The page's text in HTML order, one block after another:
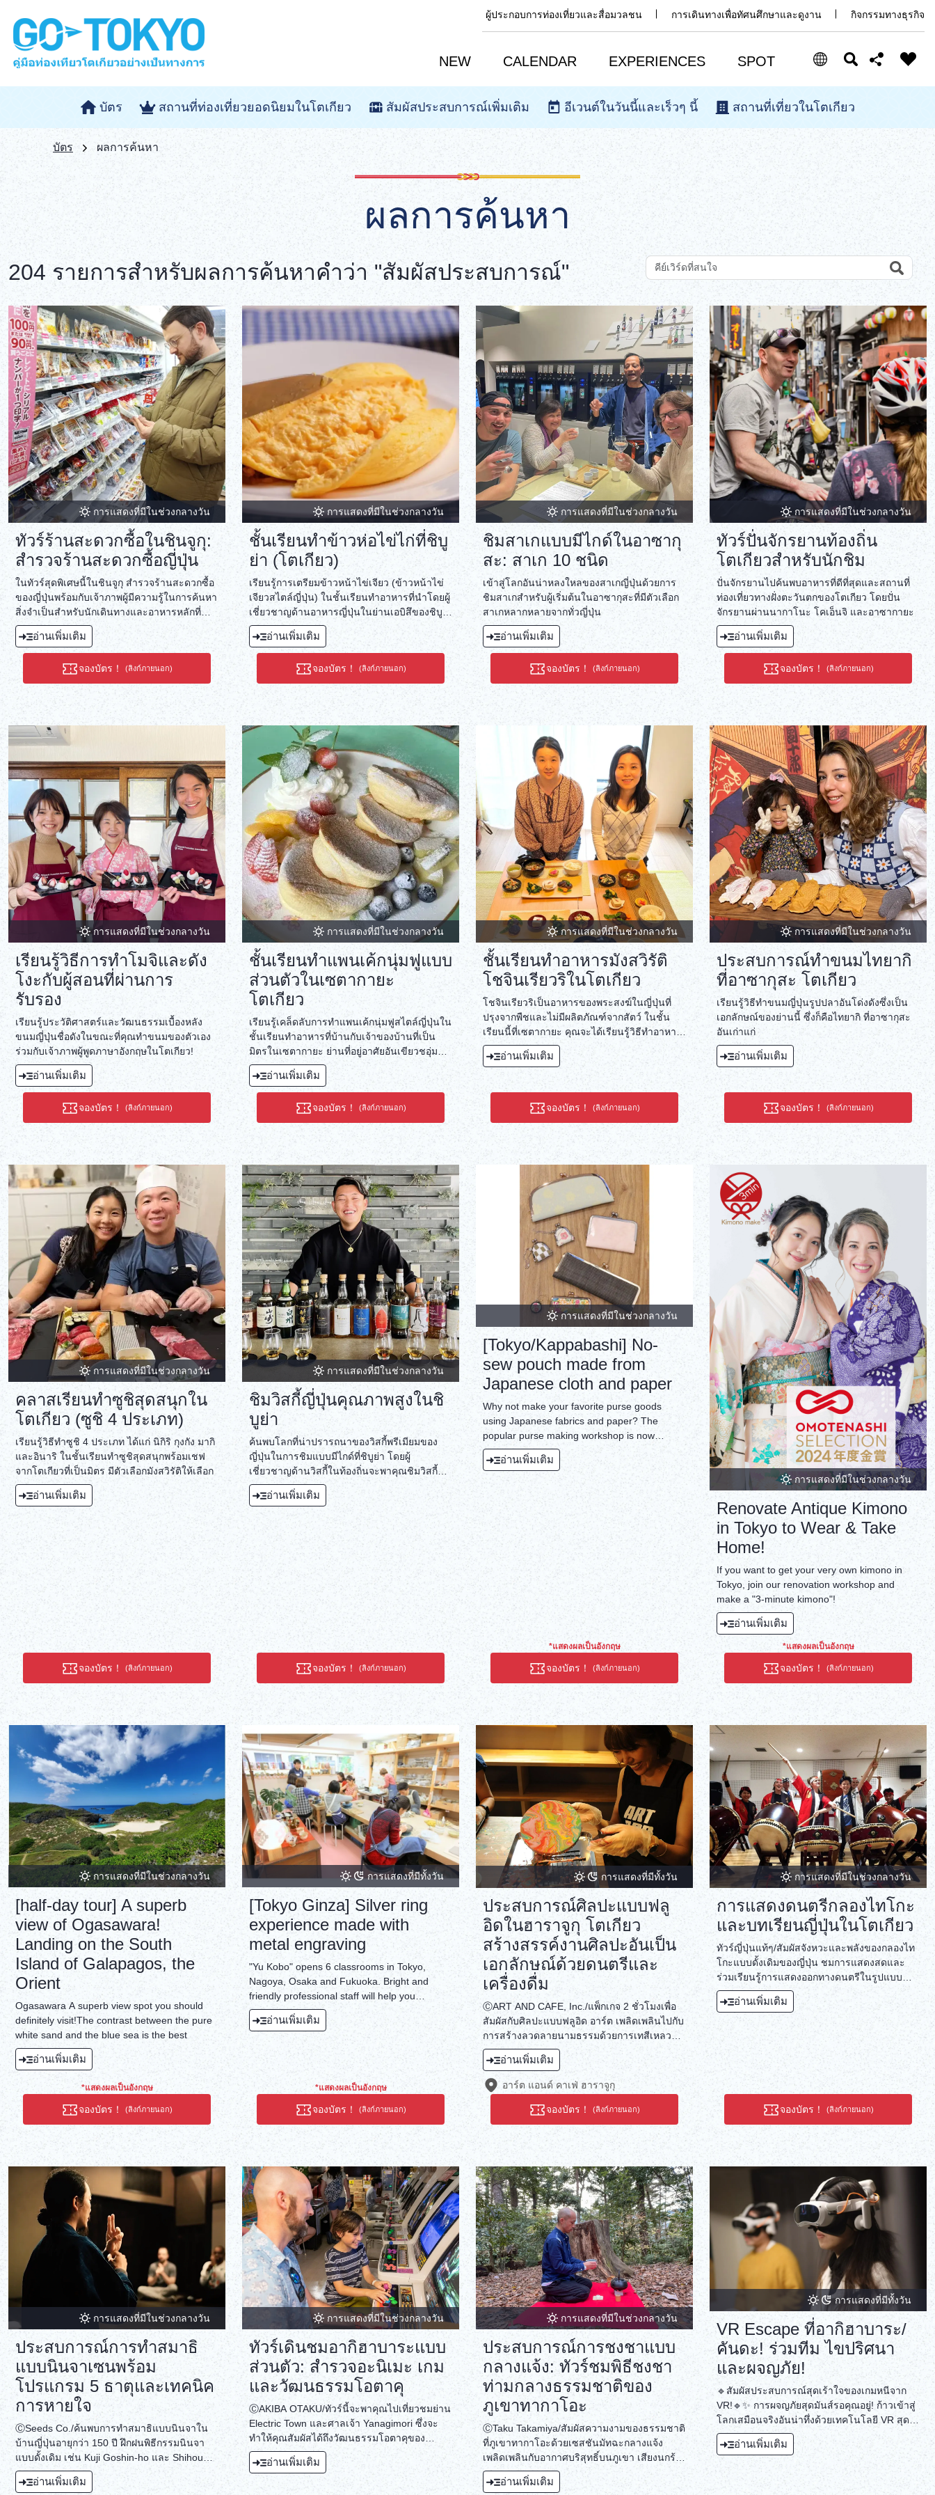
ผู้ประกอบการท่องเที่ยวและสื่อมวลชน การเดินทางเพื่อทัศนศึกษาและดูงาน กิจกรรมทางธุรกิจ
NEW CALENDAR EXPERIENCES SPOT
Select Language
ENGLISH
中文(简体)
中文(繁體/正體)
한글
ภาษาไทย
DEUTSCH
ITALIANO
ESPAÑOL
FRANÇAIS
Share this page
Facebook
X (Twitter)
Email
Copy URL
บัตร สถานที่ท่องเที่ยวยอดนิยมในโตเกียว สัมผัสประสบการณ์เพิ่มเติม อีเวนต์ในวันนี้และเร็วๆ นี้ สถานที่เที่ยวในโตเกียว
บัตร ผลการค้นหา
ผลการค้นหา
204 รายการสำหรับผลการค้นหาคำว่า "สัมผัสประสบการณ์"
Search
ค้นหาสถานที่ท่องเที่ยวด้วยคีย์เวิร์ด
การแสดงที่มีในช่วงกลางวัน
ทัวร์ร้านสะดวกซื้อในชินจูกุ:
สำรวจร้านสะดวกซื้อญี่ปุ่น
ในทัวร์สุดพิเศษนี้ในชินจูกุ สำรวจร้านสะดวกซื้อ
ของญี่ปุ่นพร้อมกับเจ้าภาพผู้มีความรู้ในการค้นหา
สิ่งจำเป็นสำหรับนักเดินทางและอาหารหลักที่
คนในท้องถิ่นชื่นชอบ
อ่านเพิ่มเติม
จองบัตร！ (ลิงก์ภายนอก)
การแสดงที่มีในช่วงกลางวัน
ชั้นเรียนทำข้าวห่อไข่ไก่ที่ชิบู
ย่า (โตเกียว)
เรียนรู้การเตรียมข้าวหน้าไข่เจียว (ข้าวหน้าไข่
เจียวสไตล์ญี่ปุ่น) ในชั้นเรียนทำอาหารที่นำโดยผู้
เชี่ยวชาญด้านอาหารญี่ปุ่นในย่านเอบิสึของชิบู
ย่า
อ่านเพิ่มเติม
จองบัตร！ (ลิงก์ภายนอก)
การแสดงที่มีในช่วงกลางวัน
ชิมสาเกแบบมีไกด์ในอาซากุ
สะ: สาเก 10 ชนิด
เข้าสู่โลกอันน่าหลงใหลของสาเกญี่ปุ่นด้วยการ
ชิมสาเกสำหรับผู้เริ่มต้นในอาซากุสะที่มีตัวเลือก
สาเกหลากหลายจากทั่วญี่ปุ่น
อ่านเพิ่มเติม
จองบัตร！ (ลิงก์ภายนอก)
การแสดงที่มีในช่วงกลางวัน
ทัวร์ปั่นจักรยานท้องถิ่น
โตเกียวสำหรับนักชิม
ปั่นจักรยานไปค้นพบอาหารที่ดีที่สุดและสถานที่
ท่องเที่ยวทางฝั่งตะวันตกของโตเกียว โดยปั่น
จักรยานผ่านนากาโนะ โคเอ็นจิ และอาซากายะ
อ่านเพิ่มเติม
จองบัตร！ (ลิงก์ภายนอก)
การแสดงที่มีในช่วงกลางวัน
เรียนรู้วิธีการทำโมจิและดัง
โงะกับผู้สอนที่ผ่านการ
รับรอง
เรียนรู้ประวัติศาสตร์และวัฒนธรรมเบื้องหลัง
ขนมญี่ปุ่นชื่อดังในขณะที่คุณทำขนมของตัวเอง
ร่วมกับเจ้าภาพผู้พูดภาษาอังกฤษในโตเกียว!
อ่านเพิ่มเติม
จองบัตร！ (ลิงก์ภายนอก)
การแสดงที่มีในช่วงกลางวัน
ชั้นเรียนทำแพนเค้กนุ่มฟูแบบ
ส่วนตัวในเซตากายะ
โตเกียว
เรียนรู้เคล็ดลับการทำแพนเค้กนุ่มฟูสไตล์ญี่ปุ่นใน
ชั้นเรียนทำอาหารที่บ้านกับเจ้าของบ้านที่เป็น
มิตรในเซตากายะ ย่านที่อยู่อาศัยอันเขียวชอุ่ม
ของโตเกียว
อ่านเพิ่มเติม
จองบัตร！ (ลิงก์ภายนอก)
การแสดงที่มีในช่วงกลางวัน
ชั้นเรียนทำอาหารมังสวิรัติ
โชจินเรียวริในโตเกียว
โชจินเรียวริเป็นอาหารของพระสงฆ์ในญี่ปุ่นที่
ปรุงจากพืชและไม่มีผลิตภัณฑ์จากสัตว์ ในชั้น
เรียนนี้ที่เซตากายะ คุณจะได้เรียนรู้วิธีทำอาหาร
โชจินเรียวริแบบวีแกนด้วยส่วนผสมตามฤดูกาล!
อ่านเพิ่มเติม
จองบัตร！ (ลิงก์ภายนอก)
การแสดงที่มีในช่วงกลางวัน
ประสบการณ์ทำขนมไทยากิ
ที่อาซากุสะ โตเกียว
เรียนรู้วิธีทำขนมญี่ปุ่นรูปปลาอันโด่งดังซึ่งเป็น
เอกลักษณ์ของย่านนี้ ซึ่งก็คือไทยากิ ที่อาซากุสะ
อันเก่าแก่
อ่านเพิ่มเติม
จองบัตร！ (ลิงก์ภายนอก)
การแสดงที่มีในช่วงกลางวัน
คลาสเรียนทำซูชิสุดสนุกใน
โตเกียว (ซูชิ 4 ประเภท)
เรียนรู้วิธีทำซูชิ 4 ประเภท ได้แก่ นิกิริ กุงกัง มากิ
และอินาริ ในชั้นเรียนทำซูชิสุดสนุกพร้อมเชฟ
จากโตเกียวที่เป็นมิตร มีตัวเลือกมังสวิรัติให้เลือก
อ่านเพิ่มเติม
จองบัตร！ (ลิงก์ภายนอก)
การแสดงที่มีในช่วงกลางวัน
ชิมวิสกี้ญี่ปุ่นคุณภาพสูงในชิ
บูย่า
ค้นพบโลกที่น่าปรารถนาของวิสกี้พรีเมียมของ
ญี่ปุ่นในการชิมแบบมีไกด์ที่ชิบูย่า โดยผู้
เชี่ยวชาญด้านวิสกี้ในท้องถิ่นจะพาคุณชิมวิสกี้
พรีเมียมญี่ปุ่นหลากหลายยี่ห้อ
อ่านเพิ่มเติม
จองบัตร！ (ลิงก์ภายนอก)
การแสดงที่มีในช่วงกลางวัน
[Tokyo/Kappabashi] No-
sew pouch made from
Japanese cloth and paper
Why not make your favorite purse goods
using Japanese fabrics and paper? The
popular purse making workshop is now
available on a regular basis. You can make a
thin accessory case that can also be used as
a card case, a seal case, a pen case, or a
without sewing.
อ่านเพิ่มเติม
*แสดงผลเป็นอังกฤษ
จองบัตร！ (ลิงก์ภายนอก)
การแสดงที่มีในช่วงกลางวัน
Renovate Antique Kimono
in Tokyo to Wear & Take
Home!
If you want to get your very own kimono in
Tokyo, join our renovation workshop and
make a "3-minute kimono"!
อ่านเพิ่มเติม
*แสดงผลเป็นอังกฤษ
จองบัตร！ (ลิงก์ภายนอก)
การแสดงที่มีในช่วงกลางวัน
[half-day tour] A superb
view of Ogasawara!
Landing on the South
Island of Galapagos, the
Orient
Ogasawara A superb view spot you should
definitely visit!The contrast between the pure
white sand and the blue sea is the best
อ่านเพิ่มเติม
*แสดงผลเป็นอังกฤษ
จองบัตร！ (ลิงก์ภายนอก)
การแสดงที่มีทั้งวัน
[Tokyo Ginza] Silver ring
experience made with
metal engraving
"Yu Kobo" opens 6 classrooms in Tokyo,
Nagoya, Osaka and Fukuoka. Bright and
friendly professional staff will help you
together according to the speed of each
person. ☆ You can enjoy every day with the
finished accessories ♪
อ่านเพิ่มเติม
*แสดงผลเป็นอังกฤษ
จองบัตร！ (ลิงก์ภายนอก)
การแสดงที่มีทั้งวัน
ประสบการณ์ศิลปะแบบฟลู
อิดในฮาราจูกุ โตเกียว
สร้างสรรค์งานศิลปะอันเป็น
เอกลักษณ์ด้วยดนตรีและ
เครื่องดื่ม
ⒸART AND CAFE, Inc./แพ็กเกจ 2 ชั่วโมงเพื่อ
สัมผัสกับศิลปะแบบฟลูอิด อาร์ต เพลิดเพลินไปกับ
การสร้างลวดลายนามธรรมด้วยการเทสีเหลวลง
บนผืนผ้าใบ ระหว่างนั้น คุณจะได้ดื่มด่ำไปกับ
ดนตรีที่ดีเจคัดสรรมาเป็นพิเศษ และไวน์หรือ
กาแฟที่ซอมเมอลิเย่ร์คัดสรรมาเป็นพิเศษ ทำไมไม่
ลองพักจากความวุ่นวายในชีวิตประจำวันดูล่ะ
อ่านเพิ่มเติม
อาร์ต แอนด์ คาเฟ่ ฮาราจูกุ
จองบัตร！ (ลิงก์ภายนอก)
การแสดงที่มีในช่วงกลางวัน
การแสดงดนตรีกลองไทโกะ
และบทเรียนญี่ปุ่นในโตเกียว
ทัวร์ญี่ปุ่นแท้ๆ/สัมผัสจังหวะและพลังของกลองไท
โกะแบบดั้งเดิมของญี่ปุ่น ชมการแสดงสดและ
ร่วมเรียนรู้การแสดงออกทางดนตรีในรูปแบบ
ต่างๆ
อ่านเพิ่มเติม
จองบัตร！ (ลิงก์ภายนอก)
การแสดงที่มีในช่วงกลางวัน
ประสบการณ์การทำสมาธิ
แบบนินจาเซนพร้อม
โปรแกรม 5 ธาตุและเทคนิค
การหายใจ
ⒸSeeds Co./ค้นพบการทำสมาธิแบบนินจาใน
บ้านญี่ปุ่นอายุกว่า 150 ปี ฝึกฝนพิธีกรรมนินจา
แบบดั้งเดิม เช่น Kuji Goshin-ho และ Shihou
Barai เรียนรู้เทคนิคการหายใจและการ
เคลื่อนไหวร่างกายเพื่อเชื่อมโยงกับธรรมชาติ
อ่านเพิ่มเติม
การแสดงที่มีในช่วงกลางวัน
ทัวร์เดินชมอากิฮาบาระแบบ
ส่วนตัว: สำรวจอะนิเมะ เกม
และวัฒนธรรมโอตาคุ
ⒸAKIBA OTAKU/ทัวร์นี้จะพาคุณไปเที่ยวชมย่าน
Electric Town และศาลเจ้า Yanagimori ซึ่งจะ
ทำให้คุณสัมผัสได้ถึงวัฒนธรรมโอตาคุของ
โตเกียว ปรับแต่งประสบการณ์ด้วยการแวะที่เมด
คาเฟ่หรือร้านค้าที่มีอนิเมะและเกมโปรดของคุณ
อ่านเพิ่มเติม
การแสดงที่มีในช่วงกลางวัน
ประสบการณ์การชงชาแบบ
กลางแจ้ง: ทัวร์ชมพิธีชงชา
ท่ามกลางธรรมชาติของ
ภูเขาทากาโอะ
ⒸTaku Takamiya/สัมผัสความงามของธรรมชาติ
ที่ภูเขาทากาโอะด้วยเซสชันมัทฉะกลางแจ้ง
เพลิดเพลินกับอากาศบริสุทธิ์บนภูเขา เสียงนกร้อง
และความเขียวขจีในขณะที่คุณเตรียมมัทฉะอูจิ
คุณภาพเยี่ยมจับคู่กับขนมญี่ปุ่นแบบดั้งเดิม
อ่านเพิ่มเติม
การแสดงที่มีทั้งวัน
VR Escape ที่อากิฮาบาระ/
คันดะ! ร่วมทีม ไขปริศนา
และผจญภัย!
🔹สัมผัสประสบการณ์สุดเร้าใจของเกมหนีจาก
VR!🔹✨ การผจญภัยสุดมันส์รอคุณอยู่! ก้าวเข้าสู่
โลกเสมือนจริงอันน่าทึ่งด้วยเทคโนโลยี VR สุด
ล้ำ สัมผัสประสบการณ์เสมือนเป็นฮีโร่ใน
ภาพยนตร์ของคุณเอง!🧩 ไขปริศนาและทำงาน
ซ้อนและเปิดเผยความลับที่ซ่อนอยู่ ความร่วมมือ
อ่านเพิ่มเติม